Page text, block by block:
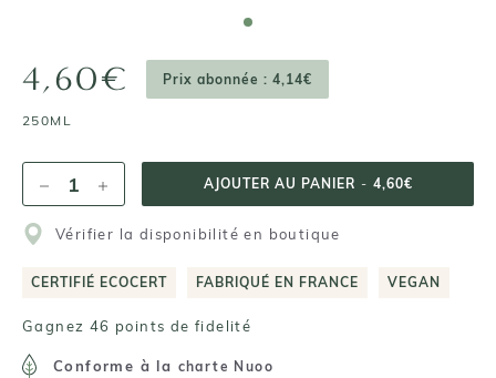
4,60€ Prix abonnée : 4,14€
250ML
AJOUTER AU PANIER - 4,60€
Vérifier la disponibilité en boutique
CERTIFIÉ ECOCERT FABRIQUÉ EN FRANCE VEGAN
Gagnez 46 points de fidelité
Conforme à la charte Nuoo